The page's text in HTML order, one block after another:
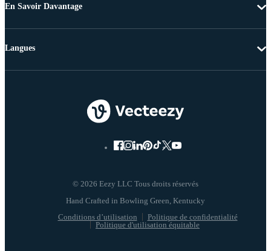
En Savoir Davantage
© 2026 Eezy LLC Tous droits réservés
Conditions d’utilisation
Politique de confidentialité
Politique d'utilisation équitable
Langues